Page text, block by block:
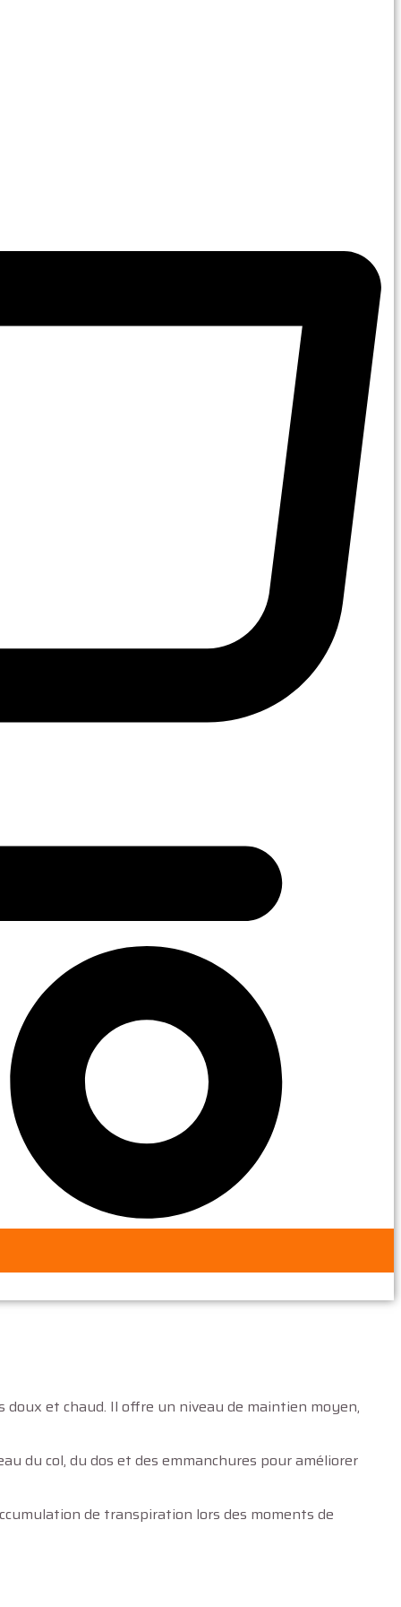
et chaud. Il offre un niveau de maintien moyen,
du col, du dos et des emmanchures pour améliorer
de transpiration lors des moments de